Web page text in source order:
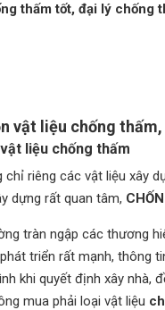
thấm tốt, đại lý chống
vật liệu chống
liệu chống thấm
chỉ riêng các vật liệu xây
dựng rất quan tâm,
tràn ngập các thương
phát triển rất mạnh, thông
khi quyết định xây nhà,
mua phải loại vật liệu